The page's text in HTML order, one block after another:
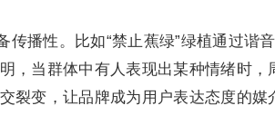
传播性。比如“禁止蕉绿”绿植通过谐
，当群体中有人表现出某种情绪时，
裂变，让品牌成为用户表达态度的媒